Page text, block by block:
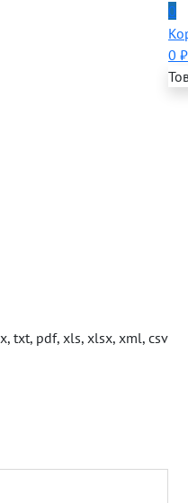
txt, pdf, xls, xlsx, xml, csv
0
0 ₽